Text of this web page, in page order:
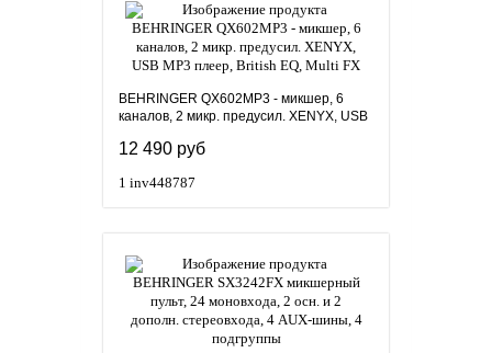
BEHRINGER QX602MP3 - микшер, 6
каналов, 2 микр. предусил. XENYX, USB
12 490 руб
1 inv448787